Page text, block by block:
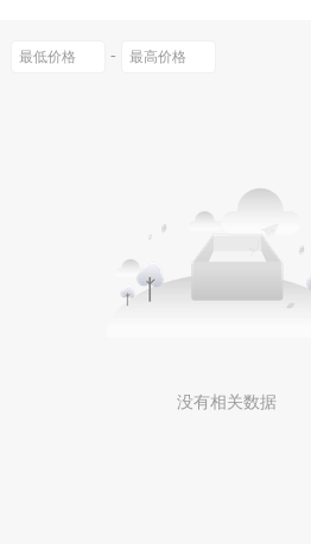
-
没有相关数据